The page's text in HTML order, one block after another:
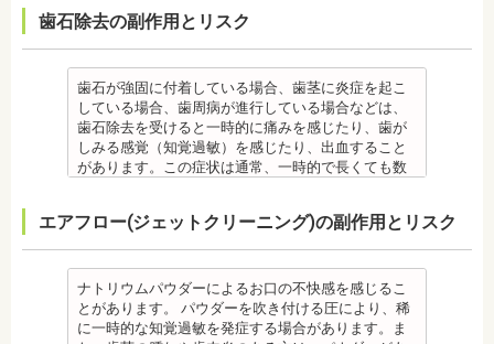
あります。特に切歯（せっし：上下前歯各4本）、歯
の凸凹が大きい患者様の場合、発症する事がありま
す。
・顎の成長に合わせて歯並びを治していくため、一
時的に歯並びが悪い状態になることもあります。
・大人になってから再度矯正が必要になることがあ
ります。
・定期的な通院などにご協力いただけない場合、治
療の結果に差が出る場合があります。
・固いものが一時的に噛めなくなることがありま
す。また、ガムや餅など、装置に引っかかるものが
食べられなくなることもあります。
・装置が壊れることがあります。その際は歯科医師
に相談してください。
・個人差がありますが、矯正装置にかなりのストレ
気、不眠など不定愁訴が起こる場合がありますの
で、鎮痛剤、吐き気止め等、歯科医師の指示のもと
服用する場合があります。
・治療中と治療後の見た目に個人差が大きくあらわ
れる治療です。また、歯科医師との見解の相違も起
こりえます。歯科医師とよくご相談ください。
・矯正力が強すぎると、歯の根が短くなる「歯根吸
収」が起こるリスクが高くなります。
・歯や骨の状態、歯の動きを妨げる癖があった場
期間が長くなる場合があります。
・矯正治療では、歯肉が下がる場合（歯肉退縮）が
あります。特に切歯（せっし：上下前歯各4本）、歯
の凸凹が大きい患者様の場合、発症する事がありま
す。
・個人差により治療期間が数年かかることがありま
す。
が崩れることで、口が大きく開かない、食事を噛む
ときに痛みが出る顎関節症を発症する場合がありま
す。他にも自律神経失調症になることもあります。
噛み合わせが原因の場合は、噛み合わせの治療を行
います。
・矯正終了後に矯正箇所が元に戻る場合もありま
す。
その他
・治したい部分の一部の歯並びにのみ対応できま
を進めることができない場合もあります。
・矯正中、頭痛、首や肩のこり、強い倦怠感、吐き
気、不眠など不定愁訴が起こる場合がありますの
で、鎮痛剤、吐き気止め等、歯科医師の指示のもと
服用する場合があります。
・治療中と治療後の見た目に個人差が大きくあらわ
れる治療です。また、歯科医師との見解の相違も起
・心臓の疾患、骨粗鬆症等、内科的にインプラント
治療に適さないケースもあります。また、普段服薬
・歯がない箇所のリカバリー治療ですが、その欠損
箇所のみの治療ではなく、全体のかみ合わせを提案
してくれる方針を選択するとよいでしょう。
・手術ではありますが、麻酔を行うため、手術中に
痛みを感じることは基本的にありません。
先生
【プロフィール】
日本大学歯学部卒業
日本大学歯学部口腔外科第２講座大学院卒業
歯学博士（口腔外科学）
日本大学歯学部非常勤講師
社会福祉法人富士白苑理事
歯学博士（口腔外科学）
す。また、歯科のクリーニングだけでは、虫歯や歯
周病の予防にはなりません。
毎日のブラッシングなどは継続して行う必要があり
ます。
備考
自宅で、歯磨きをしていても、落とすことの出来な
い汚れや、歯石の元となる歯垢・バイオフィルムを
歯科で専門の機器・技術によって除去する技術で
防に効果的です。
日本歯科大学新潟生命歯学部卒業
新潟大学医歯学総合病院にて研修
都内歯科医院にて勤務
歯石除去の副作用とリスク
歯石が強固に付着している場合、歯茎に炎症を起こ
している場合、歯周病が進行している場合などは、
歯石除去を受けると一時的に痛みを感じたり、歯が
しみる感覚（知覚過敏）を感じたり、出血すること
があります。この症状は通常、一時的で長くても数
鳴り響きます。機器は歯石が多い人、広範囲に歯石
が付いている人に使われるのですが、高音が苦手な
人は音を我慢する必要があります。
備考
歯石とは、歯垢が石のように固くなって歯と歯の間
や歯の表面、歯茎と歯の隙間などにこびりついたも
エアフロー(ジェットクリーニング)の副作用とリスク
ナトリウムパウダーによるお口の不快感を感じるこ
とがあります。 パウダーを吹き付ける圧により、稀
に一時的な知覚過敏を発症する場合があります。ま